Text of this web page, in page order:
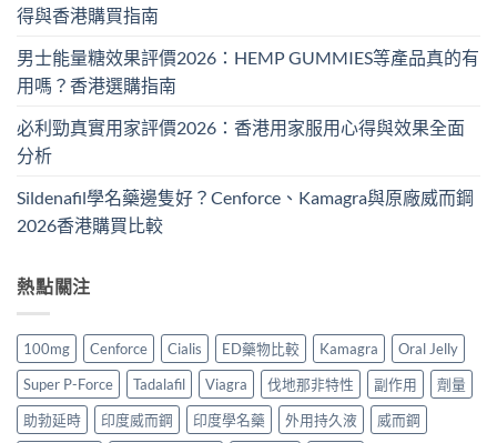
得與香港購買指南
男士能量糖效果評價2026：HEMP GUMMIES等產品真的有
用嗎？香港選購指南
必利勁真實用家評價2026：香港用家服用心得與效果全面
分析
Sildenafil學名藥邊隻好？Cenforce、Kamagra與原廠威而鋼
2026香港購買比較
熱點關注
100mg Cenforce Cialis ED藥物比較 Kamagra
Oral Jelly
Super P-Force
Tadalafil Viagra 伐地那非特性 副作用
劑量
助勃延時
印度威而鋼 印度學名藥 外用持久液
威而鋼